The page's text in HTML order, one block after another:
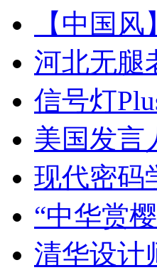
【中国
河北无腿
信号灯
美国发言
现代密
“中华赏
清华设计